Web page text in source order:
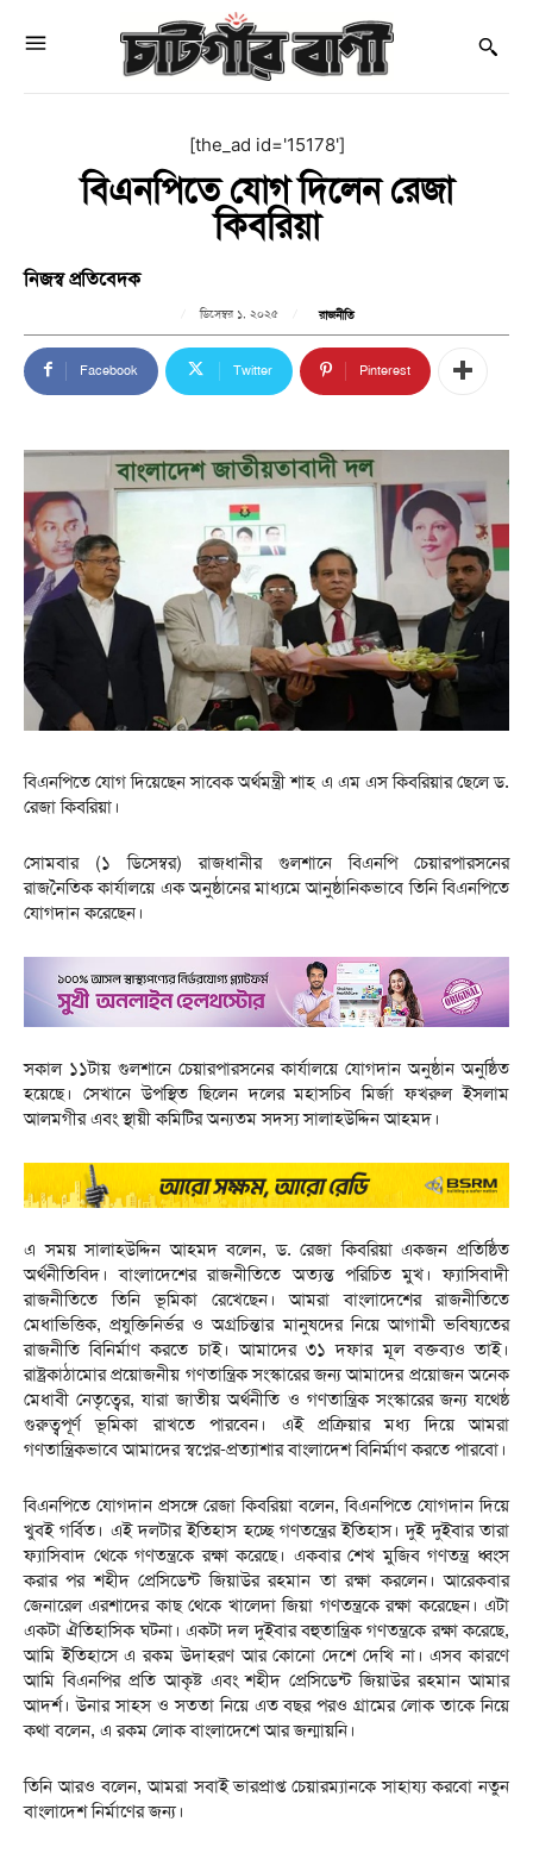
[the_ad id='15178']
বিএনপিতে যোগ দিলেন রেজা
কিবরিয়া
নিজস্ব প্রতিবেদক
ডিসেম্বর ১, ২০২৫ রাজনীতি
Facebook Twitter Pinterest
বিএনপিতে যোগ দিয়েছেন সাবেক অর্থমন্ত্রী শাহ এ এম এস কিবরিয়ার ছেলে ড.
রেজা কিবরিয়া।
সোমবার (১ ডিসেম্বর) রাজধানীর গুলশানে বিএনপি চেয়ারপারসনের
রাজনৈতিক কার্যালয়ে এক অনুষ্ঠানের মাধ্যমে আনুষ্ঠানিকভাবে তিনি বিএনপিতে
যোগদান করেছেন।
সকাল ১১টায় গুলশানে চেয়ারপারসনের কার্যালয়ে যোগদান অনুষ্ঠান অনুষ্ঠিত
হয়েছে। সেখানে উপস্থিত ছিলেন দলের মহাসচিব মির্জা ফখরুল ইসলাম
আলমগীর এবং স্থায়ী কমিটির অন্যতম সদস্য সালাহউদ্দিন আহমদ।
এ সময় সালাহউদ্দিন আহমদ বলেন, ড. রেজা কিবরিয়া একজন প্রতিষ্ঠিত
অর্থনীতিবিদ। বাংলাদেশের রাজনীতিতে অত্যন্ত পরিচিত মুখ। ফ্যাসিবাদী
রাজনীতিতে তিনি ভূমিকা রেখেছেন। আমরা বাংলাদেশের রাজনীতিতে
মেধাভিত্তিক, প্রযুক্তিনির্ভর ও অগ্রচিন্তার মানুষদের নিয়ে আগামী ভবিষ্যতের
রাজনীতি বিনির্মাণ করতে চাই। আমাদের ৩১ দফার মূল বক্তব্যও তাই।
রাষ্ট্রকাঠামোর প্রয়োজনীয় গণতান্ত্রিক সংস্কারের জন্য আমাদের প্রয়োজন অনেক
মেধাবী নেতৃত্বের, যারা জাতীয় অর্থনীতি ও গণতান্ত্রিক সংস্কারের জন্য যথেষ্ঠ
গুরুত্বপূর্ণ ভূমিকা রাখতে পারবেন। এই প্রক্রিয়ার মধ্য দিয়ে আমরা
গণতান্ত্রিকভাবে আমাদের স্বপ্নের-প্রত্যাশার বাংলাদেশ বিনির্মাণ করতে পারবো।
বিএনপিতে যোগদান প্রসঙ্গে রেজা কিবরিয়া বলেন, বিএনপিতে যোগদান দিয়ে
খুবই গর্বিত। এই দলটার ইতিহাস হচ্ছে গণতন্ত্রের ইতিহাস। দুই দুইবার তারা
ফ্যাসিবাদ থেকে গণতন্ত্রকে রক্ষা করেছে। একবার শেখ মুজিব গণতন্ত্র ধ্বংস
করার পর শহীদ প্রেসিডেন্ট জিয়াউর রহমান তা রক্ষা করলেন। আরেকবার
জেনারেল এরশাদের কাছ থেকে খালেদা জিয়া গণতন্ত্রকে রক্ষা করেছেন। এটা
একটা ঐতিহাসিক ঘটনা। একটা দল দুইবার বহুতান্ত্রিক গণতন্ত্রকে রক্ষা করেছে,
আমি ইতিহাসে এ রকম উদাহরণ আর কোনো দেশে দেখি না। এসব কারণে
আমি বিএনপির প্রতি আকৃষ্ট এবং শহীদ প্রেসিডেন্ট জিয়াউর রহমান আমার
আদর্শ। উনার সাহস ও সততা নিয়ে এত বছর পরও গ্রামের লোক তাকে নিয়ে
কথা বলেন, এ রকম লোক বাংলাদেশে আর জন্মায়নি।
তিনি আরও বলেন, আমরা সবাই ভারপ্রাপ্ত চেয়ারম্যানকে সাহায্য করবো নতুন
বাংলাদেশ নির্মাণের জন্য।